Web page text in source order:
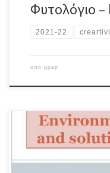
Φυτολόγιο
2021-22
από gpap